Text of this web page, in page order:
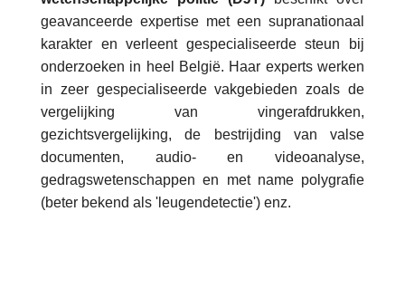
geavanceerde expertise met een supranationaal
karakter en verleent gespecialiseerde steun bij
onderzoeken in heel België. Haar experts werken
in zeer gespecialiseerde vakgebieden zoals de
vergelijking van vingerafdrukken,
gezichtsvergelijking, de bestrijding van valse
documenten, audio- en videoanalyse,
gedragswetenschappen en met name polygrafie
(beter bekend als 'leugendetectie') enz.